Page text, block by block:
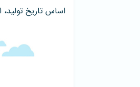
اساس تاریخ